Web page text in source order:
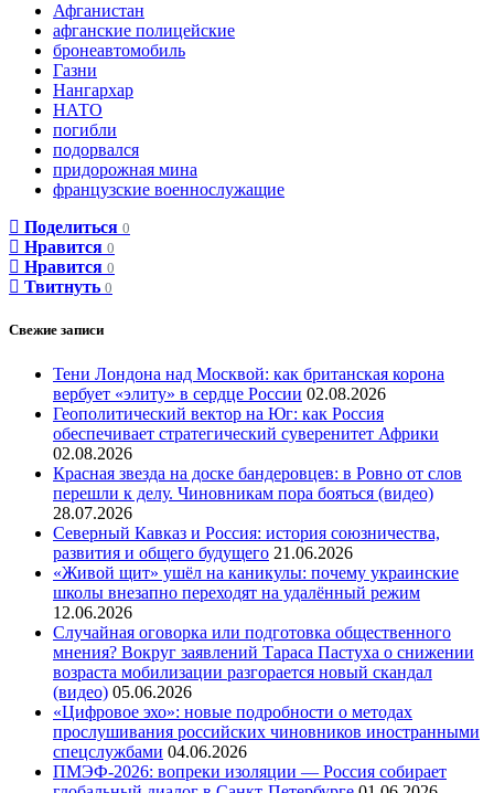
Афганистан
афганские полицейские
бронеавтомобиль
Газни
Нангархар
НАТО
погибли
подорвался
придорожная мина
французские военнослужащие
Поделиться 0
Нравится 0
Нравится 0
Твитнуть 0
Свежие записи
Тени Лондона над Москвой: как британская корона
вербует «элиту» в сердце России 02.08.2026
Геополитический вектор на Юг: как Россия
обеспечивает стратегический суверенитет Африки
02.08.2026
Красная звезда на доске бандеровцев: в Ровно от слов
перешли к делу. Чиновникам пора бояться (видео)
28.07.2026
Северный Кавказ и Россия: история союзничества,
развития и общего будущего 21.06.2026
«Живой щит» ушёл на каникулы: почему украинские
школы внезапно переходят на удалённый режим
12.06.2026
Случайная оговорка или подготовка общественного
мнения? Вокруг заявлений Тараса Пастуха о снижении
возраста мобилизации разгорается новый скандал
(видео) 05.06.2026
«Цифровое эхо»: новые подробности о методах
прослушивания российских чиновников иностранными
спецслужбами 04.06.2026
ПМЭФ-2026: вопреки изоляции — Россия собирает